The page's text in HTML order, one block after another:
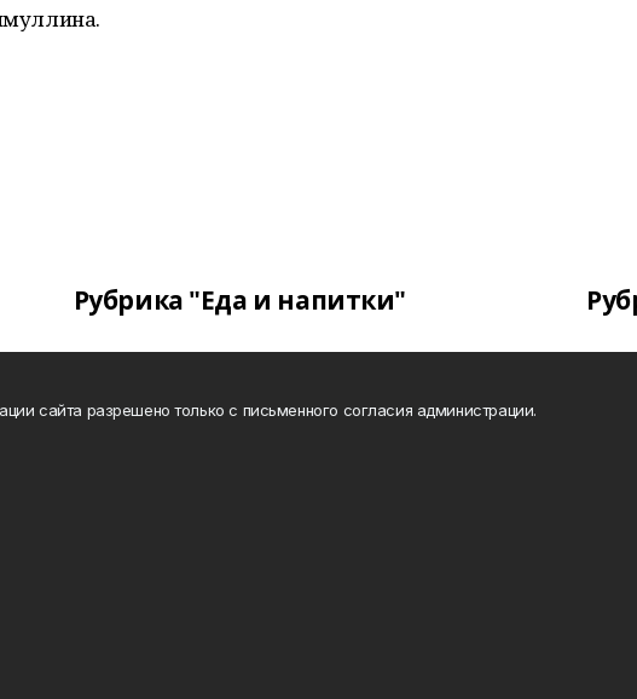
Рубрика "Еда и напитки"
сайта разрешено только с письменного согласия администрации.